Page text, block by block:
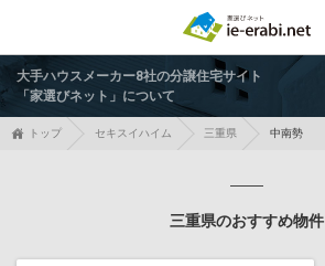
大手ハウスメーカー8社の分譲住宅サイト
「家選びネット」について
トップ セキスイハイム 三重県 中南勢
三重県のおすすめ物件